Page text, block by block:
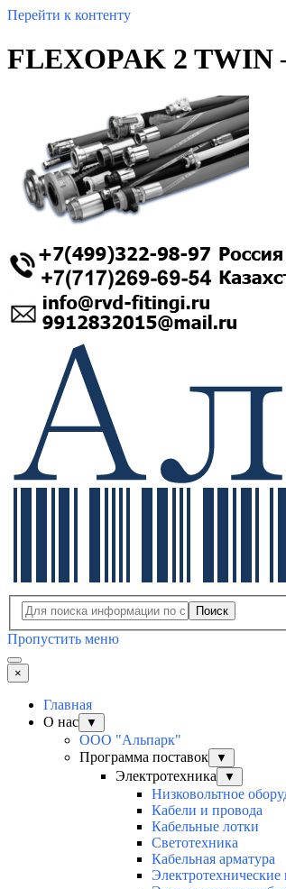
Перейти к контенту
FLEXOPAK 2 TWIN
Поиск
Пропустить меню
×
Главная
О нас
▼
ООО "Альпарк"
Программа поставок
▼
Электротехника ▼
Низковольтное
Кабели и провода
Кабельные лотки
Светотехника
Кабельная арматура